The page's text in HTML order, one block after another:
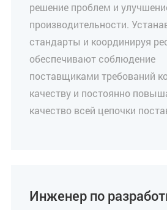
решение проблем и
производительности.
стандарты и координируя
обеспечивают соблюдение
поставщиками требований
качеству и постоянно
качество всей цепочки
Инженер по